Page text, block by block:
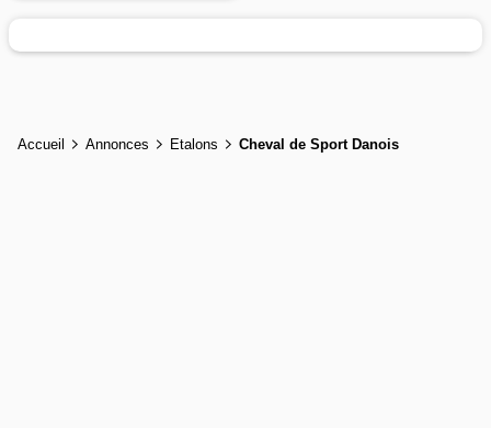
Accueil Annonces Etalons Cheval de Sport Danois